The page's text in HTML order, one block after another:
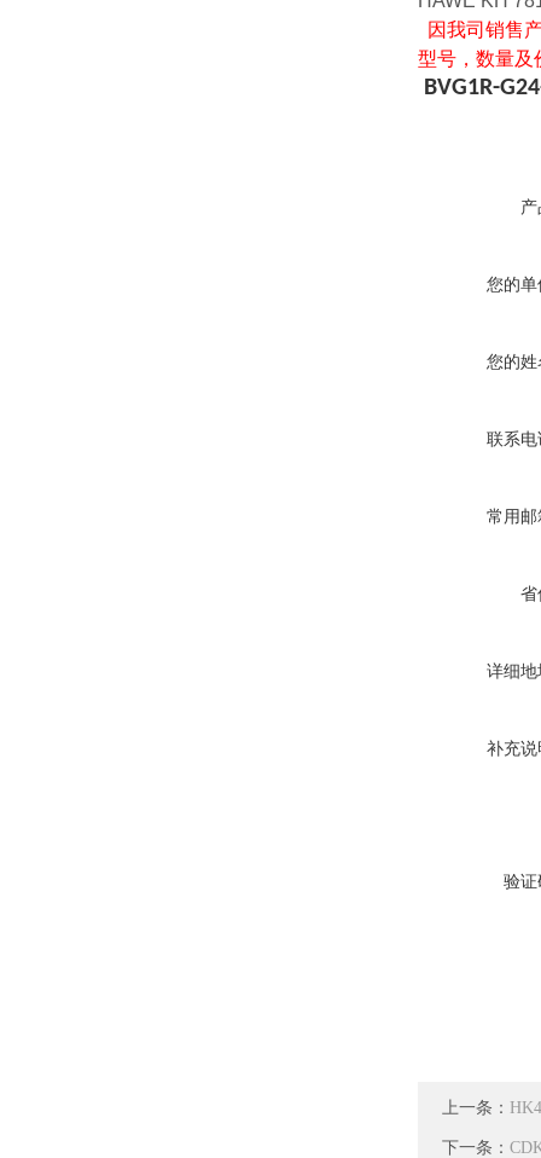
因我司销售
型号，数量及
BVG1R-
您的
您的
联系
常用
省
详细
补充
验
上一条：
下一条：